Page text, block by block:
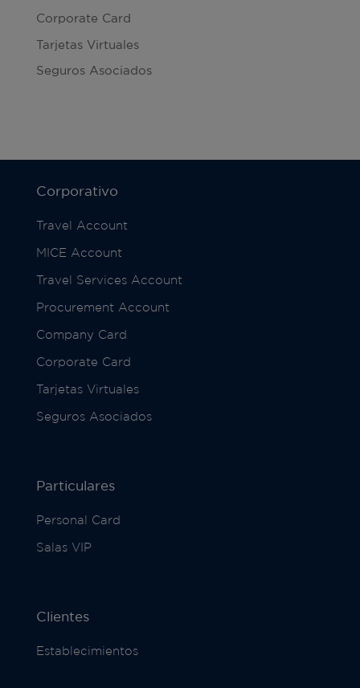
Corporate Card
Tarjetas Virtuales
Seguros Asociados
Corporativo
Travel Account
MICE Account
Travel Services Account
Procurement Account
Company Card
Corporate Card
Tarjetas Virtuales
Seguros Asociados
Particulares
Personal Card
Salas VIP
Clientes
Establecimientos